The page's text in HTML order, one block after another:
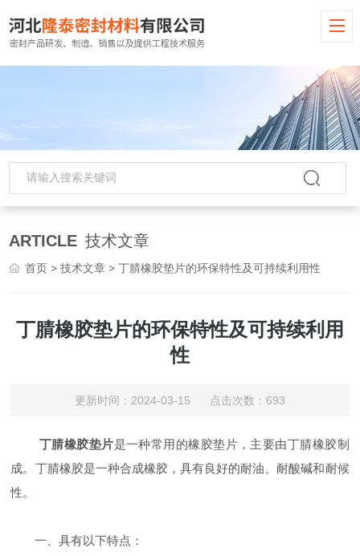
ARTICLE 技术文章
首页 >技术文章 > 丁腈橡胶垫片的环保特性及可持续利用性
丁腈橡胶垫片的环保特性及可持续利用
性
更新时间：2024-03-15 点击次数：693
丁腈橡胶垫片是一种常用的橡胶垫片，主要由丁腈橡胶制
成。丁腈橡胶是一种合成橡胶，具有良好的耐油、耐酸碱和耐候
性。
一、具有以下特点：